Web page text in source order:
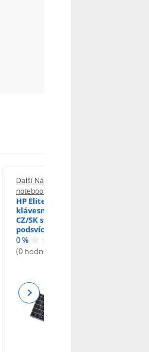
Další Náhradní klávesnice pro
notebooky
HP EliteBook 840 G6
klávesnice na notebook
CZ/SK stříbrný rámeček,
podsvícená, Trackpoint
0 %
(0 hodnocení)
Next